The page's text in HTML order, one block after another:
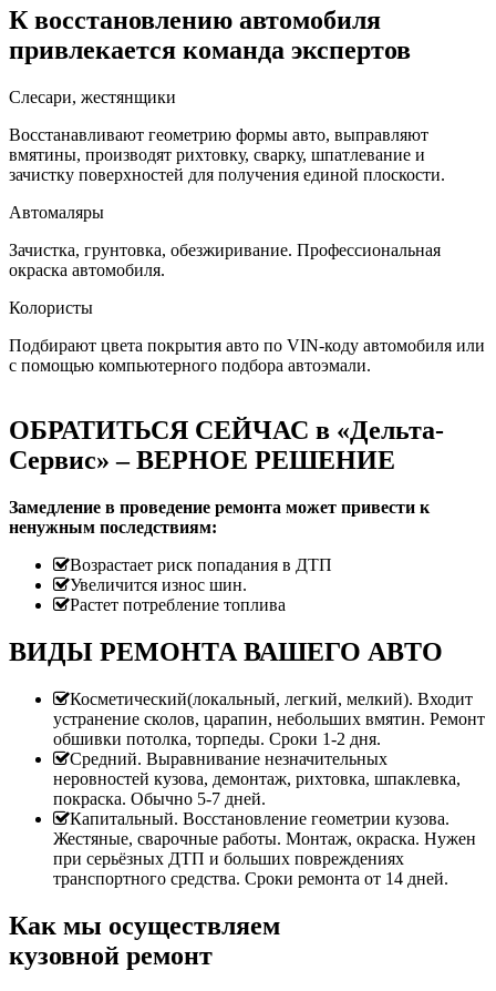
К восстановлению автомобиля
привлекается команда экспертов
Слесари, жестянщики
Восстанавливают геометрию формы авто, выправляют
вмятины, производят рихтовку, сварку, шпатлевание и
зачистку поверхностей для получения единой плоскости.
Автомаляры
Зачистка, грунтовка, обезжиривание. Профессиональная
окраска автомобиля.
Колористы
Подбирают цвета покрытия авто по VIN-коду автомобиля или
с помощью компьютерного подбора автоэмали.
ОБРАТИТЬСЯ СЕЙЧАС в «Дельта-
Сервис» – ВЕРНОЕ РЕШЕНИЕ
Замедление в проведение ремонта может привести к
ненужным последствиям:
Возрастает риск попадания в ДТП
Увеличится износ шин.
Растет потребление топлива
ВИДЫ РЕМОНТА ВАШЕГО АВТО
Косметический(локальный, легкий, мелкий). Входит
устранение сколов, царапин, небольших вмятин. Ремонт
обшивки потолка, торпеды. Сроки 1-2 дня.
Средний. Выравнивание незначительных
неровностей кузова, демонтаж, рихтовка, шпаклевка,
покраска. Обычно 5-7 дней.
Капитальный. Восстановление геометрии кузова.
Жестяные, сварочные работы. Монтаж, окраска. Нужен
при серьёзных ДТП и больших повреждениях
транспортного средства. Сроки ремонта от 14 дней.
Как мы осуществляем
кузовной ремонт